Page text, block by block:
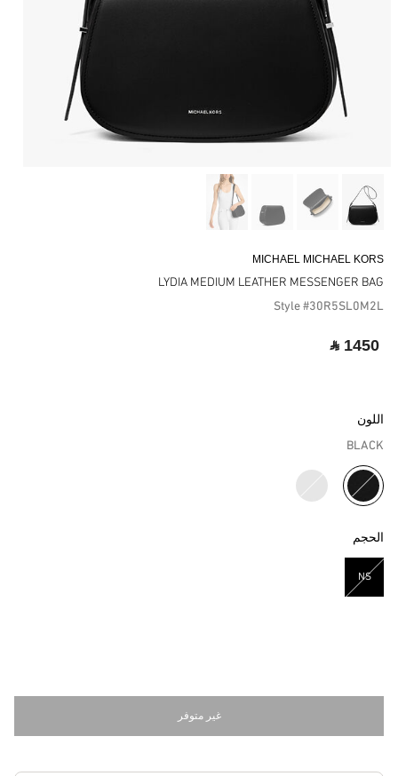
MICHAEL MICHAEL KORS
LYDIA MEDIUM LEATHER MESSENGER BAG
Style #30R5SL0M2L
‎ ⃁ 1450 ‎
اللون
BLACK
مختار
الحجم
NS
مختار
غير متوفر